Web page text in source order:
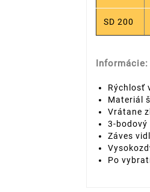
SD 200
Informácie:
Rýchlosť
Materiál
Vrátane
3-bodový
Záves
Po